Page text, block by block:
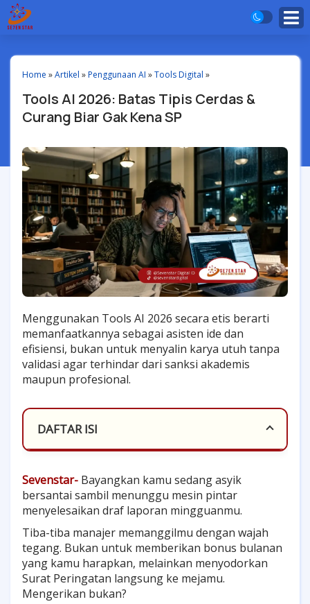
Home »Artikel »Penggunaan AI »Tools Digital »
Tools AI 2026: Batas Tipis Cerdas &
Curang Biar Gak Kena SP
Menggunakan Tools AI 2026 secara etis berarti
memanfaatkannya sebagai asisten ide dan
efisiensi, bukan untuk menyalin karya utuh tanpa
validasi agar terhindar dari sanksi akademis
maupun profesional.
DAFTAR ISI
Aturan Main di Kampus?
02. Mengapa Karyawan Bisa Kena SP Hanya
Karena Teknologi Ini?
03. Bagaimana Caranya Beradaptasi Tanpa
Rasa Was-Was?
Sevenstar- Bayangkan kamu sedang asyik
bersantai sambil menunggu mesin pintar
menyelesaikan draf laporan mingguanmu.
Tiba-tiba manajer memanggilmu dengan wajah
tegang. Bukan untuk memberikan bonus bulanan
yang kamu harapkan, melainkan menyodorkan
Surat Peringatan langsung ke mejamu.
Mengerikan bukan?